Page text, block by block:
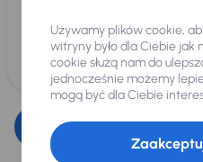
Edytuj filtr
Używamy plików cookie,
witryny było dla Ciebie jak
cookie służą nam do
jednocześnie możemy
mogą być dla Ciebie